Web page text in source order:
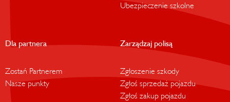
Ubezpieczenie szkolne
Dla partnera
Zostań Partnerem
Nasze punkty
Zarządzaj polisą
Zgłoszenie szkody
Zgłoś sprzedaż pojazdu
Zgłoś zakup pojazdu